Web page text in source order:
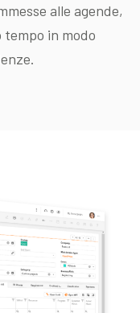
alle agende,
in modo